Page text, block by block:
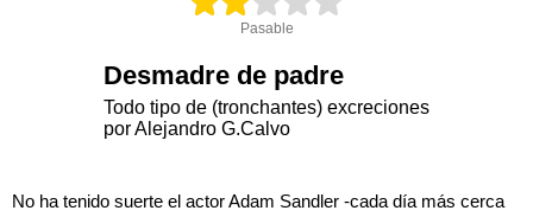
Pasable
Desmadre de padre
Todo tipo de (tronchantes) excreciones
por Alejandro G.Calvo
No ha tenido suerte el actor Adam Sandler -cada día más cerca